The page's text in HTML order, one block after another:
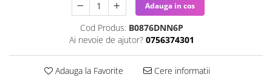
Telefoane Mobile & accesorii
Wearable & Gadgeturi
Electrocasnice & Climatizare
Accesorii si piese masini spalat
rufe si uscatoare
Adauga in cos
Cod Produs: B0876DNN6P
Ai nevoie de ajutor? 0756374301
Adauga la Favorite Cere informatii